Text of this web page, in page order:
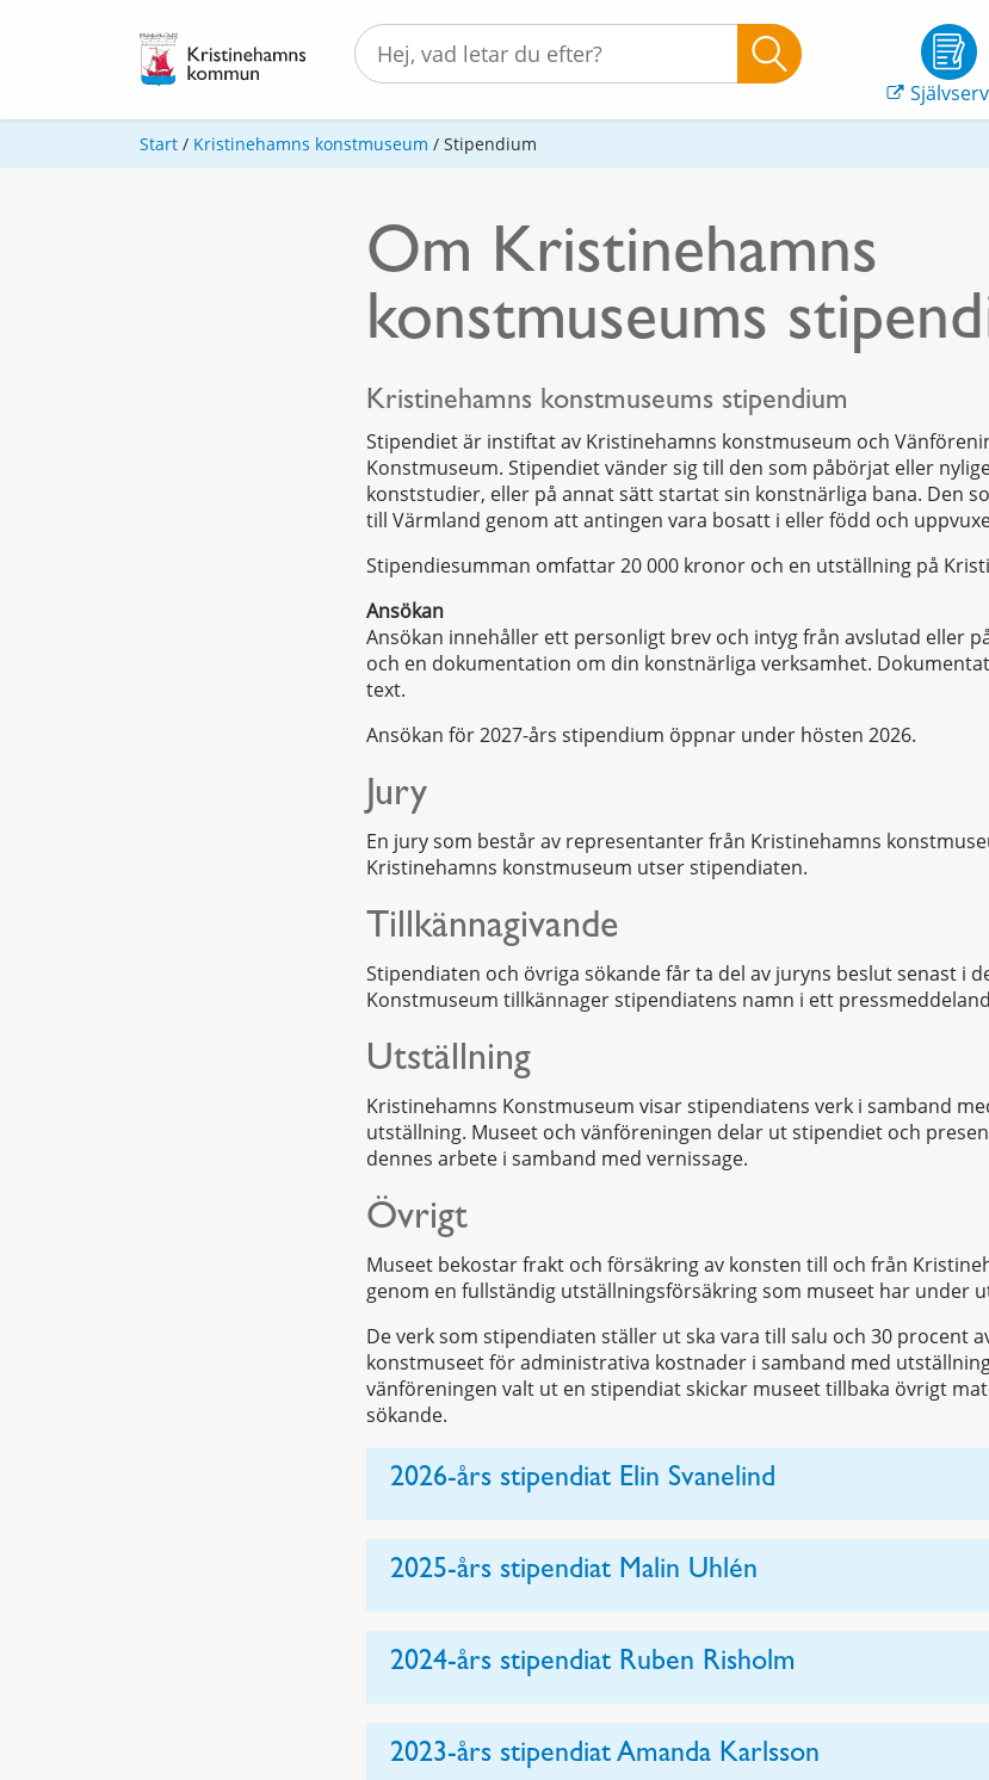
Start / Kristinehamns konstmuseum / Stipendium
Om Kristinehamns
konstmuseums
Kristinehamns konstmuseums stipendium
Stipendiet är instiftat av Kristinehamns konstmuseum och
Konstmuseum. Stipendiet vänder sig till den som påbörjat eller
konststudier, eller på annat sätt startat sin konstnärliga bana. Den
till Värmland genom att antingen vara bosatt i eller född och
Stipendiesumman omfattar 20 000 kronor och en utställning på
Ansökan
Ansökan innehåller ett personligt brev och intyg från avslutad eller
och en dokumentation om din konstnärliga verksamhet.
text.
Ansökan för 2027-års stipendium öppnar under hösten 2026.
Jury
En jury som består av representanter från Kristinehamns
Kristinehamns konstmuseum utser stipendiaten.
Tillkännagivande
Stipendiaten och övriga sökande får ta del av juryns beslut senast i
Konstmuseum tillkännager stipendiatens namn i ett
Utställning
Kristinehamns Konstmuseum visar stipendiatens verk i samband
utställning. Museet och vänföreningen delar ut stipendiet och
dennes arbete i samband med vernissage.
Övrigt
Museet bekostar frakt och försäkring av konsten till och från
genom en fullständig utställningsförsäkring som museet har under
De verk som stipendiaten ställer ut ska vara till salu och 30 procent
konstmuseet för administrativa kostnader i samband med
vänföreningen valt ut en stipendiat skickar museet tillbaka övrigt
sökande.
2026-års stipendiat Elin Svanelind
2025-års stipendiat Malin Uhlén
2024-års stipendiat Ruben Risholm
2023-års stipendiat Amanda Karlsson